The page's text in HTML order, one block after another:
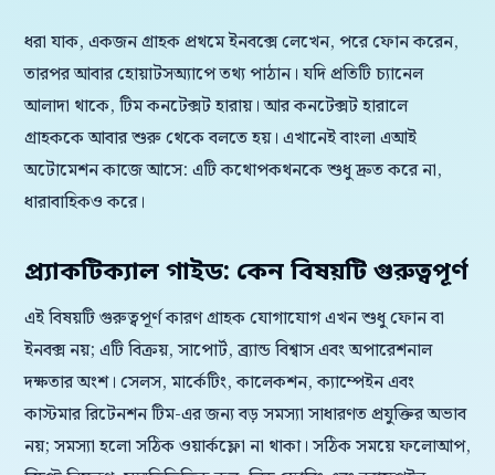
ধরা যাক, একজন গ্রাহক প্রথমে ইনবক্সে লেখেন, পরে ফোন করেন,
তারপর আবার হোয়াটসঅ্যাপে তথ্য পাঠান। যদি প্রতিটি চ্যানেল
আলাদা থাকে, টিম কনটেক্সট হারায়। আর কনটেক্সট হারালে
গ্রাহককে আবার শুরু থেকে বলতে হয়। এখানেই বাংলা এআই
অটোমেশন কাজে আসে: এটি কথোপকথনকে শুধু দ্রুত করে না,
ধারাবাহিকও করে।
প্র্যাকটিক্যাল গাইড: কেন বিষয়টি গুরুত্বপূর্ণ
এই বিষয়টি গুরুত্বপূর্ণ কারণ গ্রাহক যোগাযোগ এখন শুধু ফোন বা
ইনবক্স নয়; এটি বিক্রয়, সাপোর্ট, ব্র্যান্ড বিশ্বাস এবং অপারেশনাল
দক্ষতার অংশ। সেলস, মার্কেটিং, কালেকশন, ক্যাম্পেইন এবং
কাস্টমার রিটেনশন টিম-এর জন্য বড় সমস্যা সাধারণত প্রযুক্তির অভাব
নয়; সমস্যা হলো সঠিক ওয়ার্কফ্লো না থাকা। সঠিক সময়ে ফলোআপ,